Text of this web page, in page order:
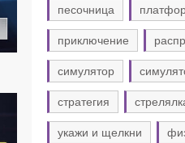
песочница
приключение
симулятор
стратегия
укажи и щелкни